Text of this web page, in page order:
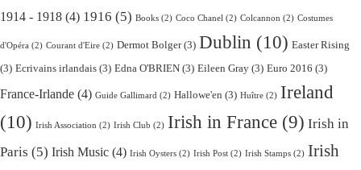
1914 - 1918 (4) 1916 (5) Books (2) Coco Chanel (2) Colcannon (2) Costumes
d'Opéra (2) Courant d'Eire (2) Dermot Bolger(3) Dublin (10) Easter Rising
(3) Ecrivains irlandais (3) Edna O'BRIEN (3) Eileen Gray (3) Euro 2016 (3)
France-Irlande (4) Guide Gallimard (2) Hallowe'en (3) Huître (2) Ireland
(10) Irish Association (2) Irish Club (2) Irish in France (9) Irish in
Paris (5) Irish Music (4) Irish Oysters (2) Irish Post (2) Irish Stamps (2) Irish